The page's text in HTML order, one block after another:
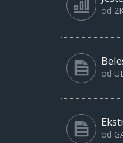
od
od
od